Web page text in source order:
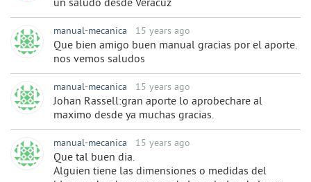
un saludo desde Veracuz
manual-mecanica 15 years ago
Que bien amigo buen manual gracias por el aporte.
nos vemos saludos
manual-mecanica 15 years ago
Johan Rassell:gran aporte lo aprobechare al
maximo desde ya muchas gracias.
manual-mecanica 15 years ago
Que tal buen dia.
Alguien tiene las dimensiones o medidas del